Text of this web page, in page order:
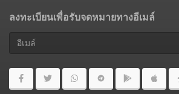
ลงทะเบียนเพื่อรับจดหมายทางอีเมล์